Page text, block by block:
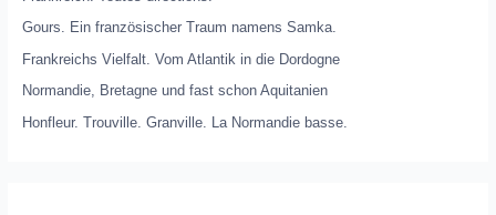
Gours. Ein französischer Traum namens Samka.
Frankreichs Vielfalt. Vom Atlantik in die Dordogne
Normandie, Bretagne und fast schon Aquitanien
Honfleur. Trouville. Granville. La Normandie basse.